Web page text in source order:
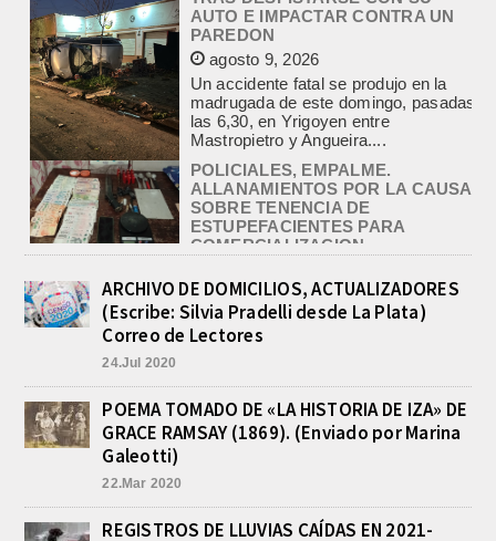
madrugada de este domingo, pasadas
las 6,30, en Yrigoyen entre
Mastropietro y Angueira....
POLICIALES, EMPALME.
ALLANAMIENTOS POR LA CAUSA
SOBRE TENENCIA DE
ESTUPEFACIENTES PARA
COMERCIALIZACION
agosto 9, 2026
En el marco de la causa iniciada ayer
por Tenencia de Estupefacientes para
comercialización con dos detenidos,
VALENTINA. TRIUNFO Y
CONVOCATORIA PARA EL
SUDAMERICANO 2026 EN
Valentina Luna ganó hoy la general
de Damas del Gran Premio Ciudad de
Buenos Aires, disputado este
AÑOS. EXCELENTE CAFE
LITERARIO DEL GRUPO DE
ARCHIVO DE DOMICILIOS, ACTUALIZADORES
(Escribe: Silvia Pradelli desde La Plata)
Correo de Lectores
24.Jul 2020
POEMA TOMADO DE «LA HISTORIA DE IZA» DE
GRACE RAMSAY (1869). (Enviado por Marina
Galeotti)
22.Mar 2020
REGISTROS DE LLUVIAS CAÍDAS EN 2021-